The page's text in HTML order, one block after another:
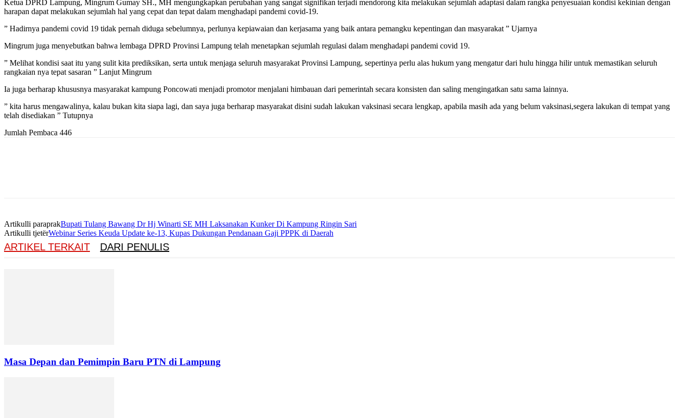
Ketua DPRD Lampung, Mingrum Gumay SH., MH mengungkapkan perubahan yang sangat signifikan terjadi mendorong kita melakukan sejumlah adaptasi dalam rangka penyesuaian kondisi kekinian dengan
harapan dapat melakukan sejumlah hal yang cepat dan tepat dalam menghadapi pandemi covid-19.
” Hadirnya pandemi covid 19 tidak pernah diduga sebelumnya, perlunya kepiawaian dan kerjasama yang baik antara pemangku kepentingan dan masyarakat ” Ujarnya
Mingrum juga menyebutkan bahwa lembaga DPRD Provinsi Lampung telah menetapkan sejumlah regulasi dalam menghadapi pandemi covid 19.
” Melihat kondisi saat itu yang sulit kita prediksikan, serta untuk menjaga seluruh masyarakat Provinsi Lampung, sepertinya perlu alas hukum yang mengatur dari hulu hingga hilir untuk memastikan seluruh
rangkaian nya tepat sasaran ” Lanjut Mingrum
Ia juga berharap khususnya masyarakat kampung Poncowati menjadi promotor menjalani himbauan dari pemerintah secara konsisten dan saling mengingatkan satu sama lainnya.
” kita harus mengawalinya, kalau bukan kita siapa lagi, dan saya juga berharap masyarakat disini sudah lakukan vaksinasi secara lengkap, apabila masih ada yang belum vaksinasi,segera lakukan di tempat yang
telah disediakan ” Tutupnya
Jumlah Pembaca 446
Artikulli paraprakBupati Tulang Bawang Dr Hj Winarti SE MH Laksanakan Kunker Di Kampung Ringin Sari
Artikulli tjetërWebinar Series Keuda Update ke-13, Kupas Dukungan Pendanaan Gaji PPPK di Daerah
ARTIKEL TERKAIT DARI PENULIS
Masa Depan dan Pemimpin Baru PTN di Lampung